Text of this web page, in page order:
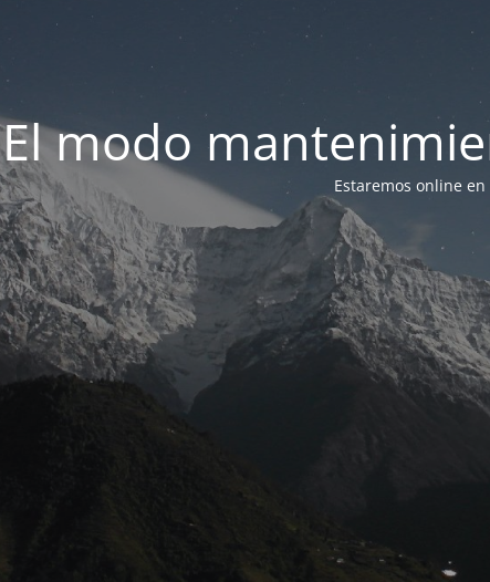
El modo
Estaremos online en